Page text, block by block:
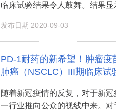
临床试验结果令人鼓舞。结果显
发布日期 2020-09-03
PD-1耐药的新希望！肿瘤
肺癌（NSCLC）III期临床试
随着新冠疫情的反复，对于新
一行业推向公众的视线中来。